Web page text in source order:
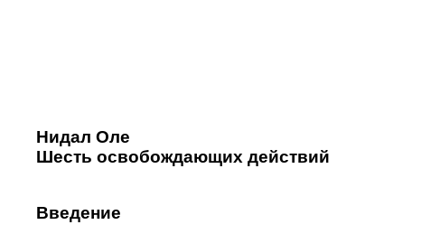
Нидал Оле
Шесть освобождающих действий
Введение